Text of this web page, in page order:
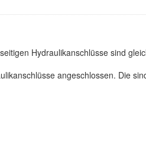
Hydraulikanschlüsse sind
angeschlossen. Die